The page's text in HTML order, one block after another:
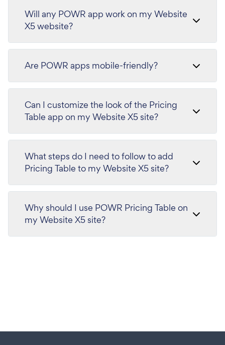
Will any POWR app work on my Website
X5 website?
Are POWR apps mobile-friendly?
Can I customize the look of the Pricing
Table app on my Website X5 site?
What steps do I need to follow to add
Pricing Table to my Website X5 site?
Why should I use POWR Pricing Table on
my Website X5 site?